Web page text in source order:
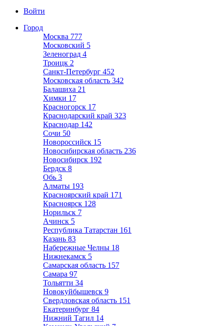
Войти
Город
Москва 777
Московский 5
Зеленоград 4
Троицк 2
Санкт-Петербург 452
Московская область 342
Балашиха 21
Химки 17
Красногорск 17
Краснодарский край 323
Краснодар 142
Сочи 50
Новороссийск 15
Новосибирская область 236
Новосибирск 192
Бердск 8
Обь 3
Алматы 193
Красноярский край 171
Красноярск 128
Норильск 7
Ачинск 5
Республика Татарстан 161
Казань 83
Набережные Челны 18
Нижнекамск 5
Самарская область 157
Самара 97
Тольятти 34
Новокуйбышевск 9
Свердловская область 151
Екатеринбург 84
Нижний Тагил 14